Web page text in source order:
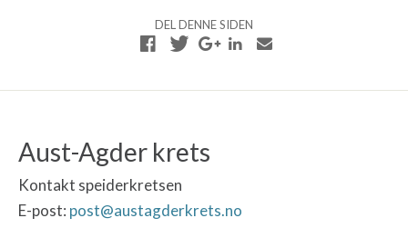
DEL DENNE SIDEN
Aust-Agder krets
Kontakt speiderkretsen
E-post: post@austagderkrets.no